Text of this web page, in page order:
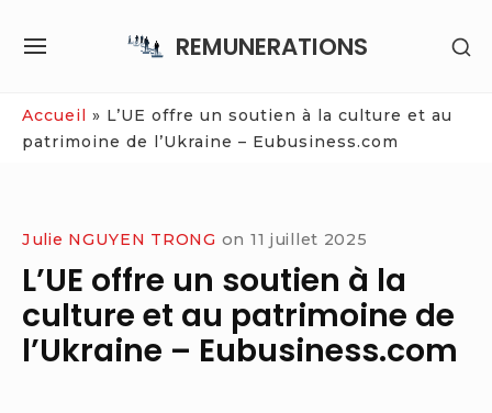
REMUNERATIONS
SITE
Accueil » L’UE offre un soutien à la culture et au
patrimoine de l’Ukraine – Eubusiness.com
Julie NGUYEN TRONG on 11 juillet 2025
L’UE offre un soutien à la
culture et au patrimoine de
l’Ukraine – Eubusiness.com